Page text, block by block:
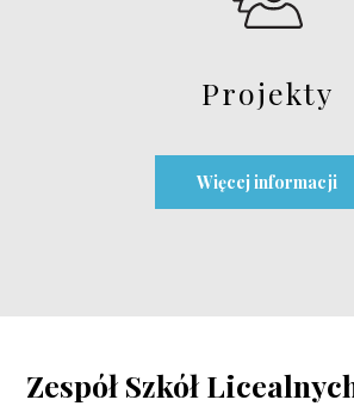
Projekty
Więcej informacji
Zespół Szkół